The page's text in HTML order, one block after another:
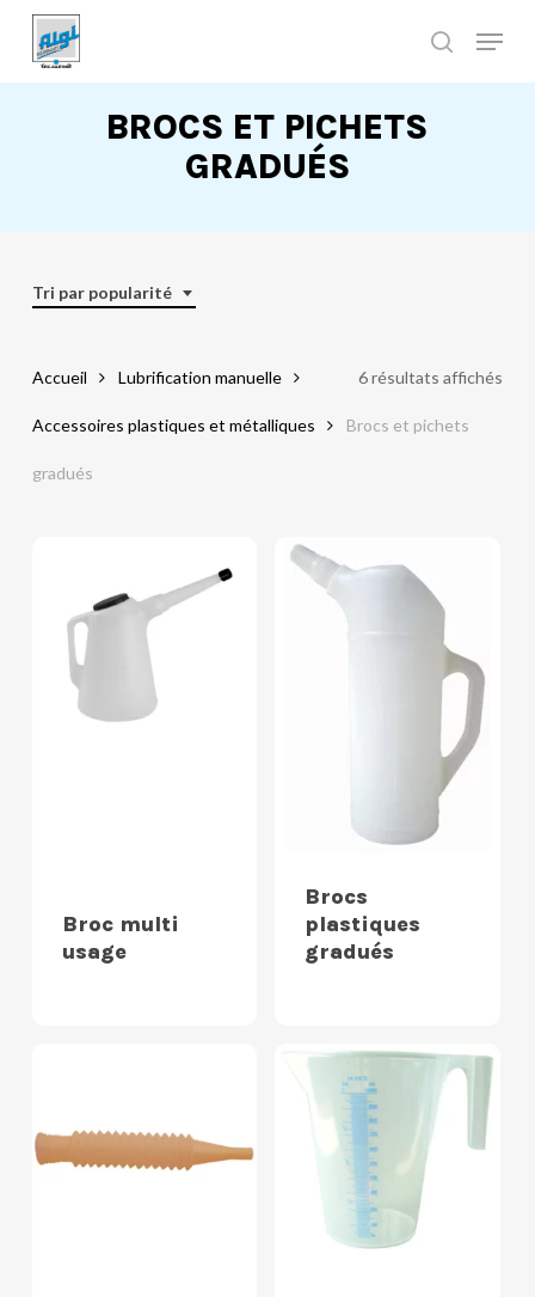
main
BROCS ET PICHETS
GRADUÉS
Tri par popularité
6 résultats affichés
Accueil Lubrification manuelle
Accessoires plastiques et métalliques Brocs et pichets
gradués
Broc multi
usage
Brocs
plastiques
gradués